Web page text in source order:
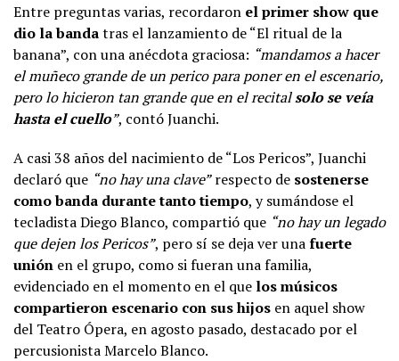
Entre preguntas varias, recordaron el primer show que
dio la bandatras el lanzamiento de “El ritual de la
banana”, con una anécdota graciosa: “mandamos a hacer
el muñeco grande de un perico para poner en el escenario,
pero lo hicieron tan grande que en el recitalsolo se veía
hasta el cuello”, contó Juanchi.
A casi 38 años del nacimiento de “Los Pericos”, Juanchi
declaró que “no hay una clave”respecto de sostenerse
como banda durante tanto tiempo, y sumándose el
tecladista Diego Blanco, compartió que “no hay un legado
que dejen los Pericos”, pero sí se deja ver unafuerte
unión en el grupo, como si fueran una familia,
evidenciado en el momento en el que los músicos
compartieron escenario con sus hijos en aquel show
del Teatro Ópera, en agosto pasado, destacado por el
percusionista Marcelo Blanco.